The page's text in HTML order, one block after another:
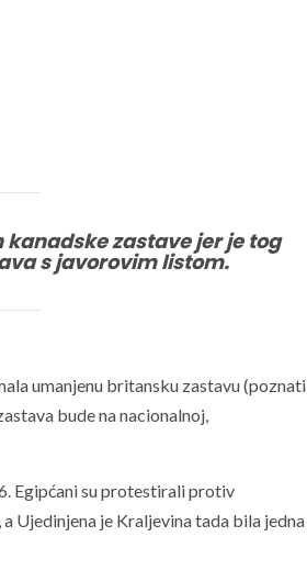
zastave jer je tog
s javorovim listom.
umanjenu britansku zastavu (poznati
bude na nacionalnoj,
Egipćani su protestirali protiv
Ujedinjena je Kraljevina tada bila jedna